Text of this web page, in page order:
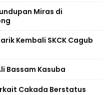
Miras di
Kembali SKCK Cagub
Bassam Kasuba
Cakada Berstatus